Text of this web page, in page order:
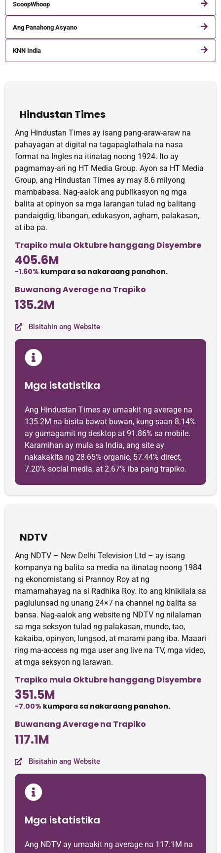
ScoopWhoop
Ang Panahong Asyano
KNN India
Hindustan Times
Ang Hindustan Times ay isang pang-araw-araw na
pahayagan at digital na tagapaglathala na nasa
format na Ingles na itinatag noong 1924. Ito ay
pagmamay-ari ng HT Media Group. Ayon sa HT Media
Group, ang Hindustan Times ay may 8.6 milyong
mambabasa. Nag-aalok ang publikasyon ng mga
balita at opinyon sa mga larangan tulad ng balitang
pandaigdig, libangan, edukasyon, agham, palakasan,
at iba pa.
Trapiko mula Oktubre hanggang Disyembre
405.6M
-1.60% kumpara sa nakaraang panahon.
Buwanang Average na Trapiko
135.2M
Bisitahin ang Website
Mga istatistika
Ang Hindustan Times ay umaakit ng average na
135.2M na bisita bawat buwan, kung saan 8.14%
ay gumagamit ng desktop at 91.86% sa mobile.
Karamihan ay mula sa India, ang site ay
nakakakita ng 28.65% organic, 57.44% direct,
7.20% social media, at 2.67% iba pang trapiko.
NDTV
Ang NDTV – New Delhi Television Ltd – ay isang
kompanya ng balita sa media na itinatag noong 1984
ng ekonomistang si Prannoy Roy at ng
mamamahayag na si Radhika Roy. Ito ang kinikilala sa
paglulunsad ng unang 24×7 na channel ng balita sa
bansa. Nag-aalok ang website ng NDTV ng nilalaman
sa mga seksyon tulad ng palakasan, mundo, tao,
kakaiba, opinyon, lungsod, at marami pang iba. Maaari
ring ma-access ng mga user ang live na TV, mga video,
at mga seksyon ng larawan.
Trapiko mula Oktubre hanggang Disyembre
351.5M
-7.00% kumpara sa nakaraang panahon.
Buwanang Average na Trapiko
117.1M
Bisitahin ang Website
Mga istatistika
Ang NDTV ay umaakit ng average na 117.1M na